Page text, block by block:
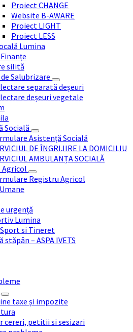
Proiect CHANGE
Website B-AWARE
Proiect LIGHT
Proiect LESS
Lumina
silită
Salubrizare
separată deșeuri
deșeuri vegetale
Socială
Asistență Socială
DE ÎNGRIJIRE LA DOMICILIU
AMBULANȚA SOCIALĂ
Agricol
Registru Agricol
urgență
Lumina
si Tineret
stăpân – ASPA IVETS
taxe și impozite
cereri, petitii si sesizari